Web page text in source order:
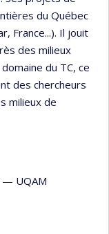
du Québec
France...). Il jouit
des milieux
du TC, ce
des chercheurs
milieux de
— UQAM